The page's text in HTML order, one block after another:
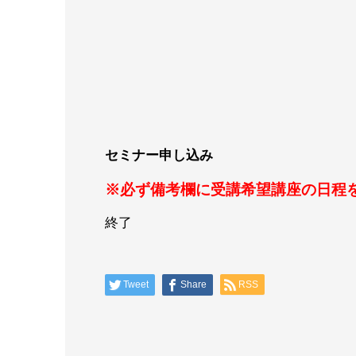
セミナー申し込み
※必ず備考欄に受講希望講座の日程
終了
Tweet Share RSS